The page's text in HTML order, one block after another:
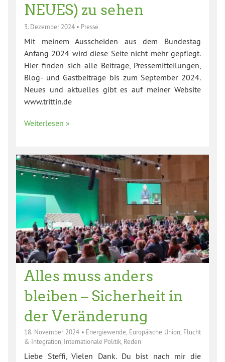
NEUES) zu sehen
3. Dezember 2024 • Presse
Mit meinem Ausscheiden aus dem Bundestag
Anfang 2024 wird diese Seite nicht mehr gepflegt.
Hier finden sich alle Beiträge, Pressemitteilungen,
Blog- und Gastbeiträge bis zum September 2024.
Neues und aktuelles gibt es auf meiner Website
www.trittin.de
Weiterlesen »
Alles muss anders
bleiben – Sicherheit in
der Veränderung
18. November 2024• Energiewende, Europäische Union, Flucht
& Integration, Internationale Politik, Reden
Liebe Steffi, Vielen Dank. Du bist nach mir die